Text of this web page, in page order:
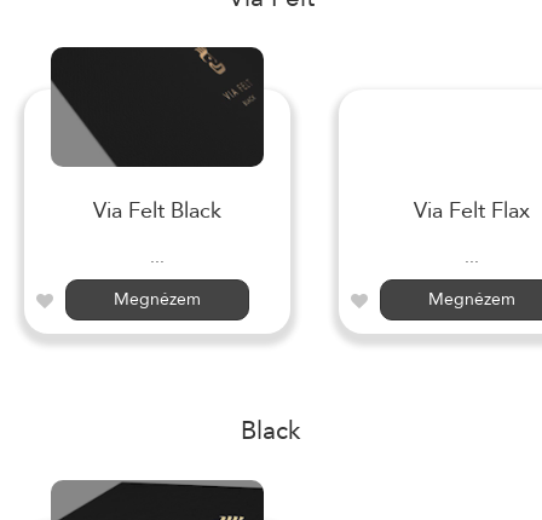
Via Felt Black
...
Megnézem
Via Felt Flax
...
Megnézem
Black